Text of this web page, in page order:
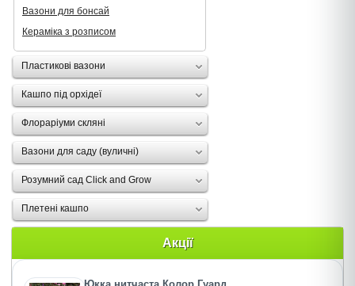
Вазони для бонсай
Кераміка з розписом
Пластикові вазони
Кашпо під орхідеї
Флораріуми скляні
Вазони для саду (вуличні)
Розумний сад Click and Grow
Плетені кашпо
Акції